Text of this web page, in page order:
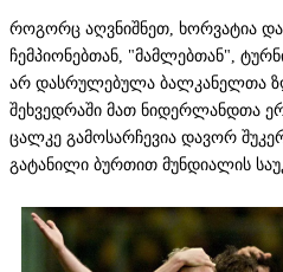
როგორც აღვნიშნეთ, ხორვატია
ჩემპიონებთან, "მამლებთან",
არ დასრულებულა ბალკანელთა
შეხვედრაში მათ ნიდერლანდთა
ცალკე გამოსარჩევია დავორ
გატანილი ბურთით მუნდიალის